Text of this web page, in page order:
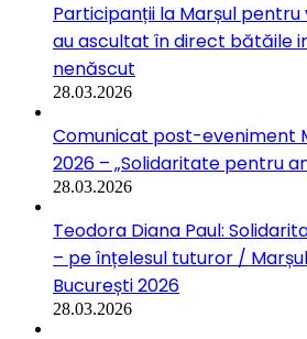
Participanții la Marșul pentru
au ascultat în direct bătăile
nenăscut
28.03.2026
Comunicat post-eveniment
2026 – „Solidaritate pentru
28.03.2026
Teodora Diana Paul:
– pe înțelesul tuturor /
București 2026
28.03.2026